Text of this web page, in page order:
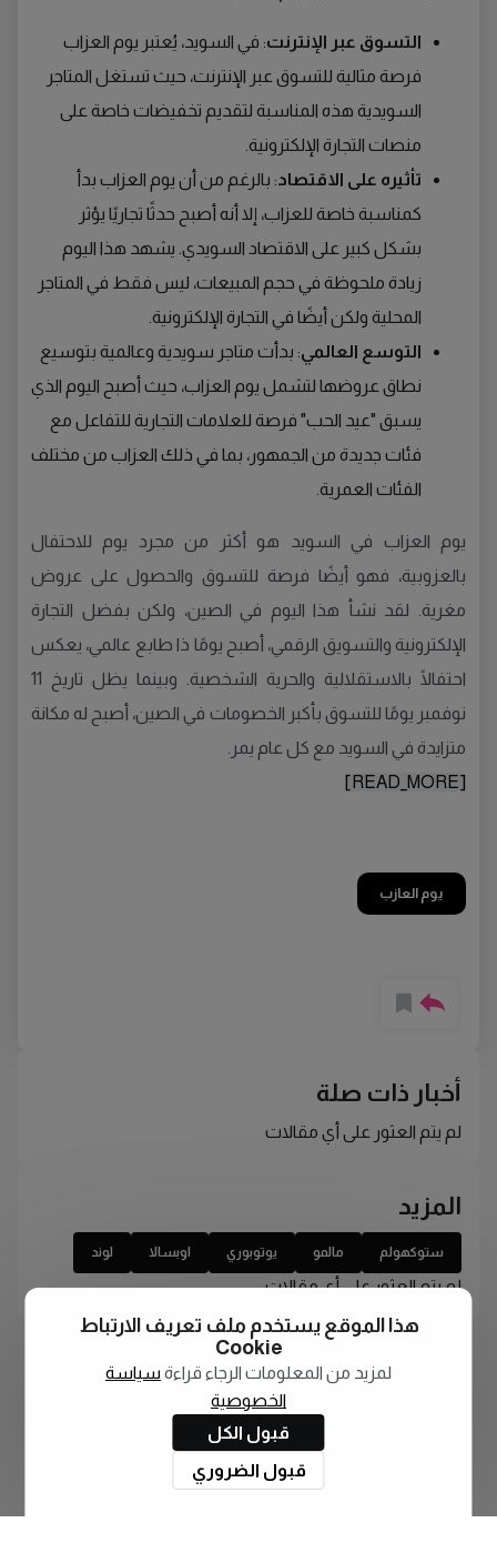
التسوق عبر الإنترنت: في السويد، يُعتبر يوم العزاب
فرصة مثالية للتسوق عبر الإنترنت، حيث تستغل المتاجر
السويدية هذه المناسبة لتقديم تخفيضات خاصة على
منصات التجارة الإلكترونية.
تأثيره على الاقتصاد: بالرغم من أن يوم العزاب بدأ
كمناسبة خاصة للعزاب، إلا أنه أصبح حدثًا تجاريًا يؤثر
بشكل كبير على الاقتصاد السويدي. يشهد هذا اليوم
زيادة ملحوظة في حجم المبيعات، ليس فقط في المتاجر
المحلية ولكن أيضًا في التجارة الإلكترونية.
التوسع العالمي: بدأت متاجر سويدية وعالمية بتوسيع
نطاق عروضها لتشمل يوم العزاب، حيث أصبح اليوم الذي
يسبق "عيد الحب" فرصة للعلامات التجارية للتفاعل مع
فئات جديدة من الجمهور، بما في ذلك العزاب من مختلف
الفئات العمرية.
يوم العزاب في السويد هو أكثر من مجرد يوم للاحتفال
بالعزوبية، فهو أيضًا فرصة للتسوق والحصول على عروض
مغرية. لقد نشأ هذا اليوم في الصين، ولكن بفضل التجارة
الإلكترونية والتسويق الرقمي، أصبح يومًا ذا طابع عالمي، يعكس
احتفالًا بالاستقلالية والحرية الشخصية. وبينما يظل تاريخ 11
نوفمبر يومًا للتسوق بأكبر الخصومات في الصين، أصبح له مكانة
متزايدة في السويد مع كل عام يمر.
[READ_MORE]
يوم العازب
أخبار ذات صلة
لم يتم العثور على أي مقالات
المزيد
ستوكهولم مالمو يوتوبوري اوبسالا لوند
لم يتم العثور على أي مقالات
هذا الموقع يستخدم ملف تعريف الارتباط
Cookie
لمزيد من المعلومات الرجاء قراءة سياسة
الخصوصية
قبول الكل
قبول الضروري